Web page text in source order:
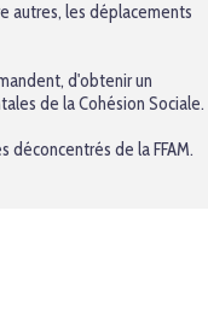
autres, les déplacements
d'obtenir un
de la Cohésion Sociale.
de la FFAM.